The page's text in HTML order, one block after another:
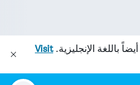
باللغة الإنجليزية.Visit